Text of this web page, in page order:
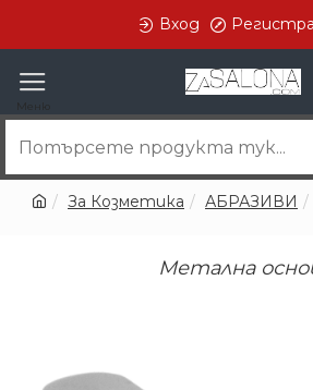
Вход
За Козметика АБРАЗИВИ
Метална